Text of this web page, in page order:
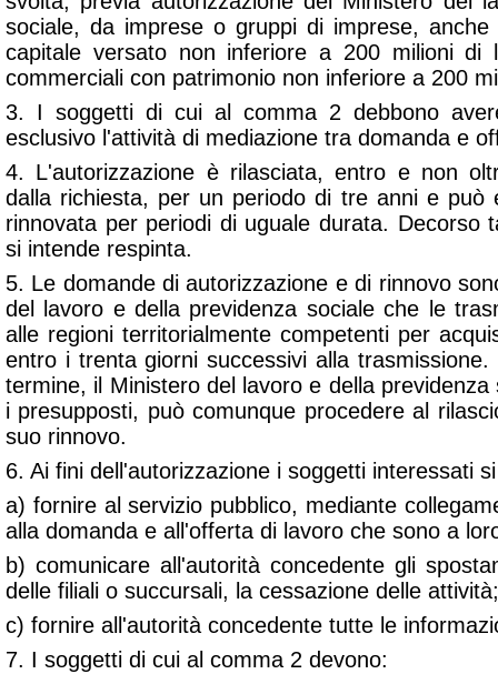
sociale, da imprese o gruppi di imprese, anche
capitale versato non inferiore a 200 milioni di
commerciali con patrimonio non inferiore a 200
3. I soggetti di cui al comma 2 debbono
esclusivo l'attività di mediazione tra domanda e
4. L'autorizzazione è rilasciata, entro e non
dalla richiesta, per un periodo di tre anni e può
rinnovata per periodi di uguale durata. Decorso
si intende respinta.
5. Le domande di autorizzazione e di rinnovo
del lavoro e della previdenza sociale che le
alle regioni territorialmente competenti per
entro i trenta giorni successivi alla
termine, il Ministero del lavoro e della
i presupposti, può comunque procedere al
suo rinnovo.
6. Ai fini dell'autorizzazione i soggetti interessati
a) fornire al servizio pubblico, mediante
alla domanda e all'offerta di lavoro che sono a
b) comunicare all'autorità concedente gli
delle filiali o succursali, la cessazione delle attività;
c) fornire all'autorità concedente tutte le
7. I soggetti di cui al comma 2 devono: